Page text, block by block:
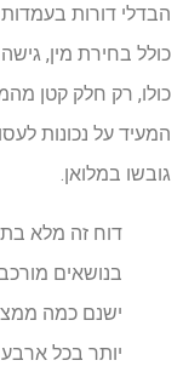
הבדלי דורות
כולל בחירת מין,
כולו, רק חלק קטן
המעיד על נכונות
גובשו במלואן.
דוח זה מלא
בנושאים
ישנם כמה
יותר בכל